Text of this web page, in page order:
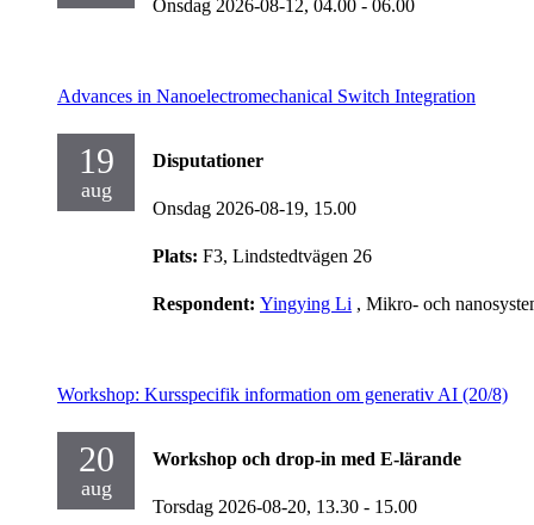
Onsdag 2026-08-12, 04.00 - 06.00
Advances in Nanoelectromechanical Switch Integration
19
aug
Disputationer
Onsdag 2026-08-19, 15.00
Plats: F3, Lindstedtvägen 26
Respondent: Yingying Li , Mikro- och
Workshop: Kursspecifik information om generativ AI (20/8)
20
aug
Workshop och drop-in med E-lärande
Torsdag 2026-08-20, 13.30 - 15.00